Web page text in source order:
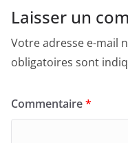
Laisser un
Votre adresse e-mail
obligatoires sont
Commentaire*